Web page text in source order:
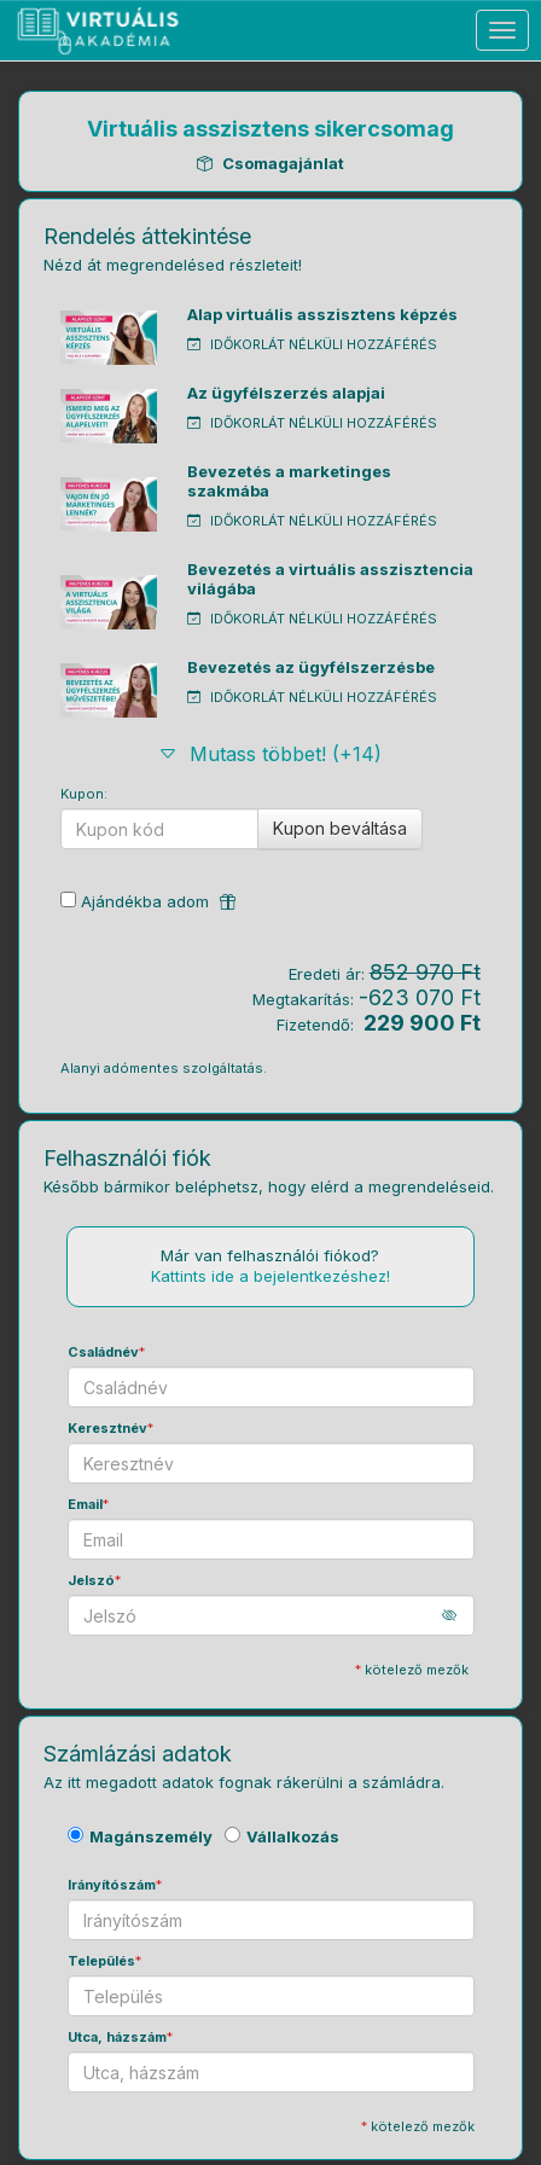
Virtuális asszisztens sikercsomag
Csomagajánlat
Rendelés áttekintése
Nézd át megrendelésed részleteit!
Alap virtuális asszisztens képzés
IDŐKORLÁT NÉLKÜLI HOZZÁFÉRÉS
Az ügyfélszerzés alapjai
IDŐKORLÁT NÉLKÜLI HOZZÁFÉRÉS
Bevezetés a marketinges
szakmába
IDŐKORLÁT NÉLKÜLI HOZZÁFÉRÉS
Bevezetés a virtuális asszisztencia
világába
IDŐKORLÁT NÉLKÜLI HOZZÁFÉRÉS
Bevezetés az ügyfélszerzésbe
IDŐKORLÁT NÉLKÜLI HOZZÁFÉRÉS
Mutass többet! (+14)
Kupon:
Kupon beváltása
Ajándékba adom
Eredeti ár:852 970 Ft
Megtakarítás: -623 070 Ft
Fizetendő: 229 900 Ft
Alanyi adómentes szolgáltatás.
Felhasználói fiók
Később bármikor beléphetsz, hogy elérd a megrendeléseid.
Már van felhasználói fiókod?
Kattints ide a bejelentkezéshez!
Családnév*
Keresztnév*
Email*
Jelszó*
* kötelező mezők
Számlázási adatok
Az itt megadott adatok fognak rákerülni a számládra.
Magánszemély Vállalkozás
Irányítószám*
Település*
Utca, házszám*
* kötelező mezők